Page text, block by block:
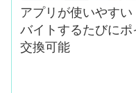
アプリが使いやすい
バイトするたびに
交換可能